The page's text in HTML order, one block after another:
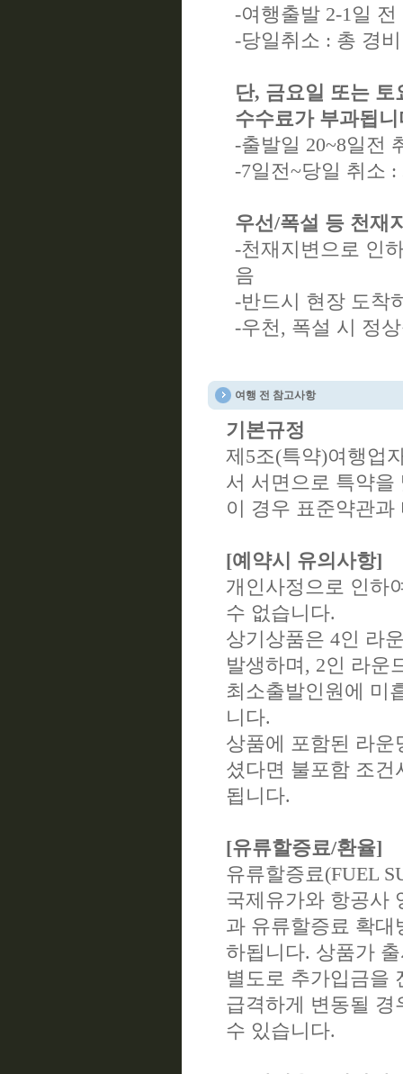
-여행출발 2-1일
-당일취소 : 총 경
단, 금요일 또는
수수료가 부과됩니
-출발일 20~8일전
-7일전~당일 취소
우선/폭설 등 천재
-천재지변으로 인
음
-반드시 현장 도착
-우천, 폭설 시 정
여행 전 참고사항
기본규정
제5조(특약)여행업
서 서면으로 특약을
이 경우 표준약관
[예약시 유의사항]
개인사정으로 인하
수 없습니다.
상기상품은 4인 라
발생하며, 2인 라운
최소출발인원에 미
니다.
상품에 포함된 라
셨다면 불포함 조
됩니다.
[유류할증료/환율]
유류할증료(FUEL
국제유가와 항공사
과 유류할증료 확
하됩니다. 상품가
별도로 추가입금을
급격하게 변동될
수 있습니다.